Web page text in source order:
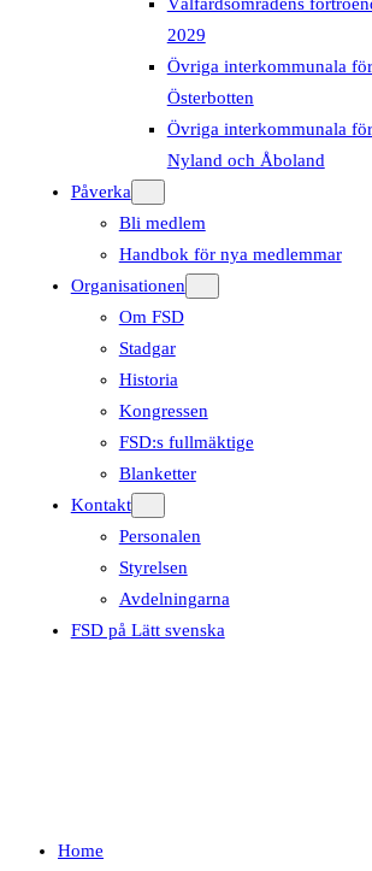
2029
Övriga interkommunala
Österbotten
Övriga interkommunala
Nyland och Åboland
Påverka
Bli medlem
Handbok för nya medlemmar
Organisationen
Om FSD
Stadgar
Historia
Kongressen
FSD:s fullmäktige
Blanketter
Kontakt
Personalen
Styrelsen
Avdelningarna
FSD på Lätt svenska
Home